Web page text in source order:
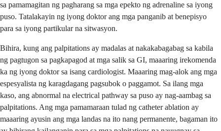
sa pamamagitan ng pagharang sa mga epekto ng adrenaline sa iyong
puso. Tatalakayin ng iyong doktor ang mga panganib at benepisyo
para sa iyong partikular na sitwasyon.
Bihira, kung ang palpitations ay madalas at nakakabagabag sa kabila
ng pagtugon sa pagkapagod at mga salik sa GI, maaaring irekomenda
ka ng iyong doktor sa isang cardiologist. Maaaring mag-alok ang mga
espesyalista ng karagdagang pagsubok o paggamot. Sa ilang mga
kaso, ang abnormal na electrical pathway sa puso ay nag-aambag sa
palpitations. Ang mga pamamaraan tulad ng catheter ablation ay
maaaring ayusin ang mga landas na ito nang permanente, bagaman ito